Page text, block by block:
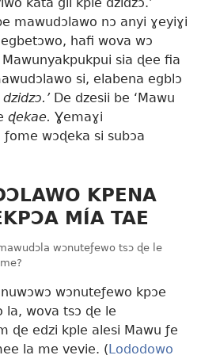
mawudɔlawo nɔ anyi ɣeyiɣi
hafi wova wɔ
sia ɖee fia
si, elabena egblɔ
dzidzɔ.’ De dzesii be ‘Mawu
ɖekae. Ɣemaɣi
wɔɖeka si subɔa
KPENA
MÍA TAE
wɔnuteƒewo tsɔ ɖe le
wɔnuteƒewo kpɔe
la, wova tsɔ ɖe le
ɖe edzi kple alesi Mawu ƒe
la me vevie. (Lododowo